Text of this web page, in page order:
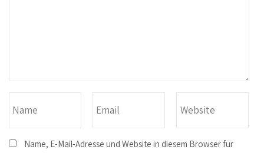
Name, E-Mail-Adresse und Website in diesem Browser für